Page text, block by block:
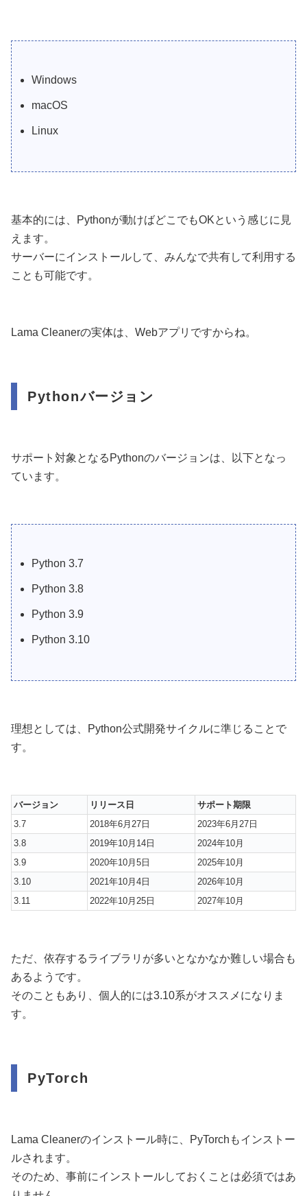
Windows
macOS
Linux
基本的には、Pythonが動けばどこでもOKという感じに見
えます。
サーバーにインストールして、みんなで共有して利用する
ことも可能です。
Lama Cleanerの実体は、Webアプリですからね。
Pythonバージョン
サポート対象となるPythonのバージョンは、以下となっ
ています。
Python 3.7
Python 3.8
Python 3.9
Python 3.10
理想としては、Python公式開発サイクルに準じることで
す。
バージョン リリース日
サポート期限
3.7
2018年6月27日
2023年6月27日
3.8
2019年10月14日
2024年10月
3.9
2020年10月5日
2025年10月
3.10
2021年10月4日
2026年10月
3.11
2022年10月25日 2027年10月
ただ、依存するライブラリが多いとなかなか難しい場合も
あるようです。
そのこともあり、個人的には3.10系がオススメになりま
す。
PyTorch
Lama Cleanerのインストール時に、PyTorchもインストー
ルされます。
そのため、事前にインストールしておくことは必須ではあ